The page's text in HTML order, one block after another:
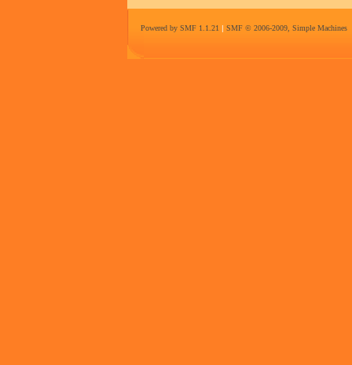
Powered by SMF 1.1.21 | SMF © 2006-2009, Simple Machines